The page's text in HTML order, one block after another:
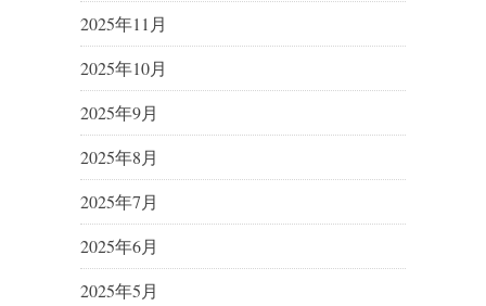
2025年11月
2025年10月
2025年9月
2025年8月
2025年7月
2025年6月
2025年5月